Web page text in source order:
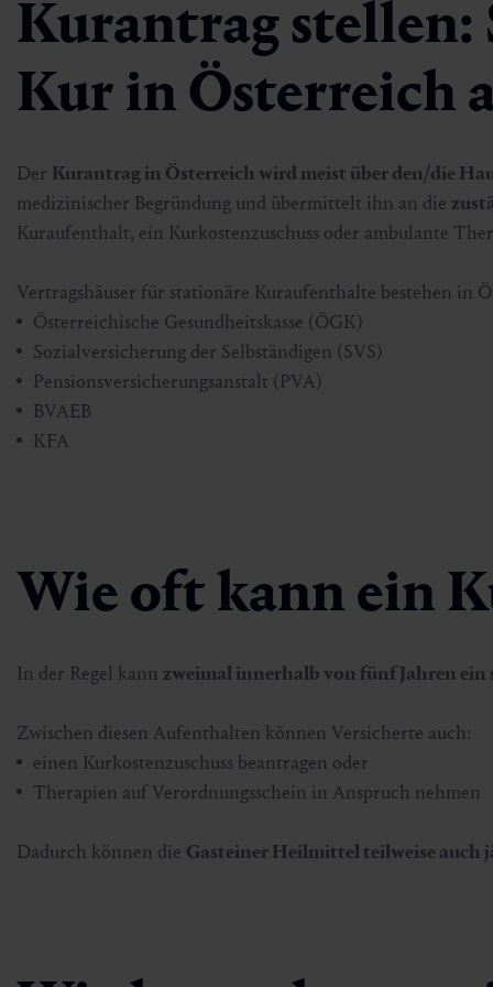
Kurantrag stellen:
Kur in Österreich
Der Kurantragin Österreich wird meist über den/die
medizinischer Begründung und übermittelt ihn an die
Kuraufenthalt, ein Kurkostenzuschuss oder ambulante
Vertragshäuser für stationäre Kuraufenthalte bestehen in
Österreichische Gesundheitskasse (ÖGK)
Sozialversicherung der Selbständigen (SVS)
Pensionsversicherungsanstalt (PVA)
BVAEB
KFA
Wie oft kann ein
In der Regel kann zweimal innerhalb von fünf Jahren
Zwischen diesen Aufenthalten können Versicherte auch:
einen Kurkostenzuschuss beantragen oder
Therapien auf Verordnungsschein in Anspruch nehmen
Dadurch können die Gasteiner Heilmittel teilweise auch